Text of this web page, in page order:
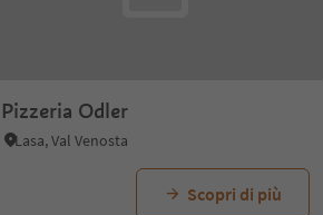
Pizzeria Odler
Lasa, Val Venosta
Scopri di più